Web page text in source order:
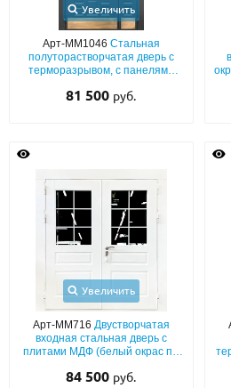
Увеличить
Арт-ММ1046 Стальная
полуторастворчатая дверь с
терморазрывом, с панелями
стеклопакетом, ковкой и
81 500 руб.
Увеличить
Арт-ММ716 Двустворчатая
входная стальная дверь с
плитами МДФ (белый окрас по
84 500 руб.